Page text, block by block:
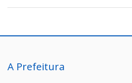
A Prefeitura